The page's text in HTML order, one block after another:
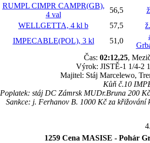
RUMPL CIMPR CAMPR(GB),
4 val
56,5
WELLGETTA, 4 kl b 57,5
IMPECABLE(POL), 3 kl 51,0
Čas: 02:12,25,
Výrok: JISTĚ-1 1/4-2
Majitel: Stáj Marcelewo,
Kůň č.10
Poplatek: stáj DC Zámrsk MUDr.Bruna 200
Sankce: j. Ferhanov B. 1000 Kč za
1259 Cena MASISE - Pohár